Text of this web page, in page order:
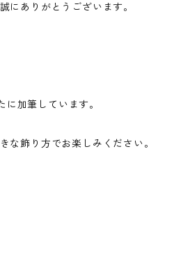
にありがとうございます。
加筆しています。
な飾り方でお楽しみください。